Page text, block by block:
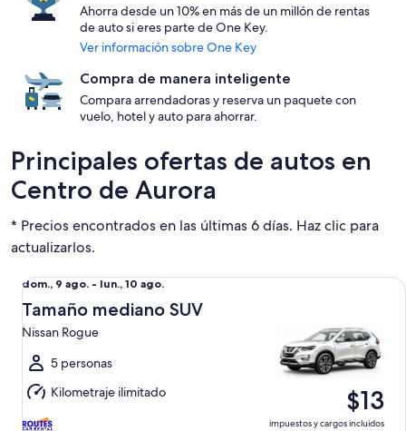
Ahorra desde un 10% en más de un millón de rentas
de auto si eres parte de One Key.
Ver información sobre One Key
Compra de manera inteligente
Compara arrendadoras y reserva un paquete con
vuelo, hotel y auto para ahorrar.
Principales ofertas de autos en
Centro de Aurora
* Precios encontrados en las últimas 6 días. Haz clic para
actualizarlos.
Del
dom.,
9
ago.
al
lun.,
10
ago.
dom., 9 ago. - lun., 10 ago.
Tamaño mediano SUV
Nissan Rogue
5 personas
Kilometraje ilimitado
$13
impuestos y cargos incluidos
Tamaño mediano SUV Nissan Rogue